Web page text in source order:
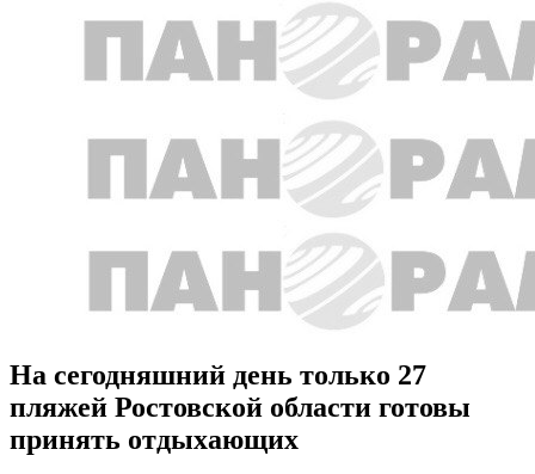
На сегодняшний день только 27
пляжей Ростовской области готовы
принять отдыхающих